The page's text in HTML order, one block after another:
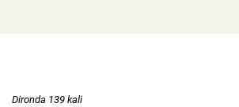
Dironda 139 kali